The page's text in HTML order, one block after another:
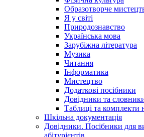
Образотворче
Я у світі
Природознавство
Українська мова
Зарубіжна література
Музика
Читання
Інформатика
Мистецтво
Додаткові посібники
Довідники та
Таблиці та комплекти
Шкільна документація
Довідники. Посібники для
абітурієнтів